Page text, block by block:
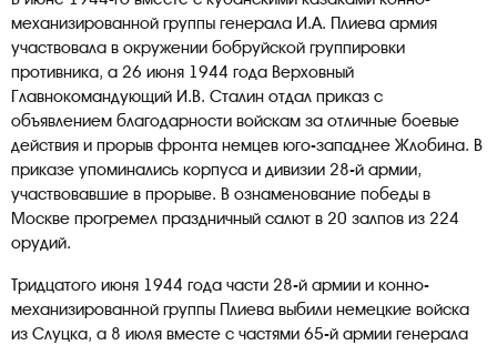
механизированной группы генерала И.А. Плиева армия
участвовала в окружении бобруйской группировки
противника, а 26 июня 1944 года Верховный
Главнокомандующий И.В. Сталин отдал приказ с
объявлением благодарности войскам за отличные боевые
действия и прорыв фронта немцев юго-западнее Жлобина. В
приказе упоминались корпуса и дивизии 28-й армии,
участвовавшие в прорыве. В ознаменование победы в
Москве прогремел праздничный салют в 20 залпов из 224
орудий.
Тридцатого июня 1944 года части 28-й армии и конно-
механизированной группы Плиева выбили немецкие войска
из Слуцка, а 8 июля вместе с частями 65-й армии генерала